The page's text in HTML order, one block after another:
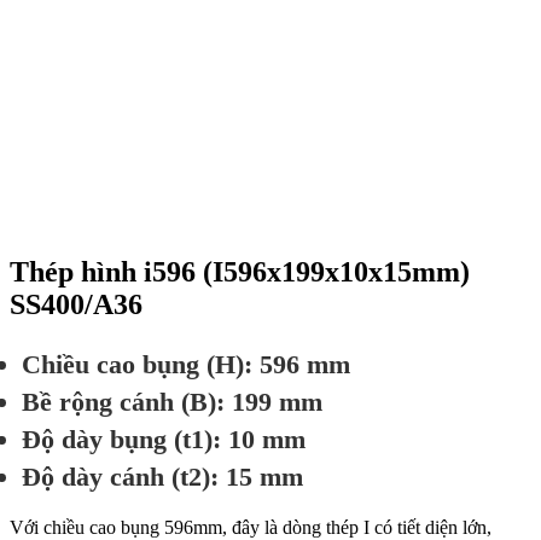
Thép hình i596 (I596x199x10x15mm)
SS400/A36
Chiều cao bụng (H): 596 mm
Bề rộng cánh (B): 199 mm
Độ dày bụng (t1): 10 mm
Độ dày cánh (t2): 15 mm
Với chiều cao bụng 596mm, đây là dòng thép I có tiết diện lớn,